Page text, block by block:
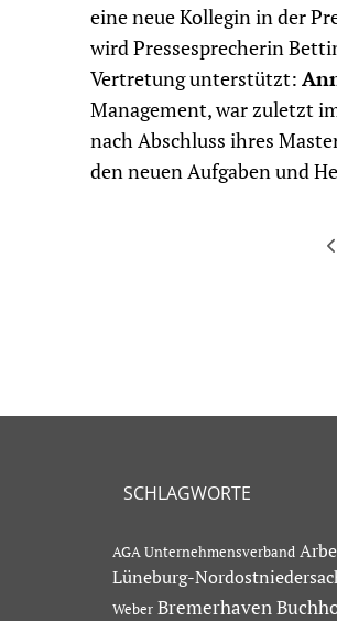
eine neue Kollegin in der
wird Pressesprecherin
Vertretung unterstützt:
Management, war zuletzt
nach Abschluss ihres
den neuen Aufgaben und
SCHLAGWORTE
AGA Unternehmensverband
Lüneburg-
Weber Bremerhaven